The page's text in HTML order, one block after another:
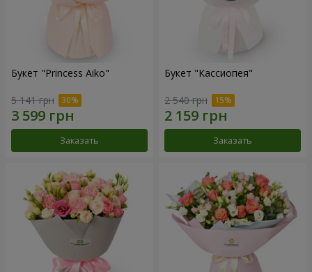
Букет "Princess Aiko"
5 141 грн
Заказать
Букет "Кассиопея"
2 540 грн
Заказать